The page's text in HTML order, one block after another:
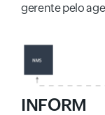
gerente pelo
INFORM